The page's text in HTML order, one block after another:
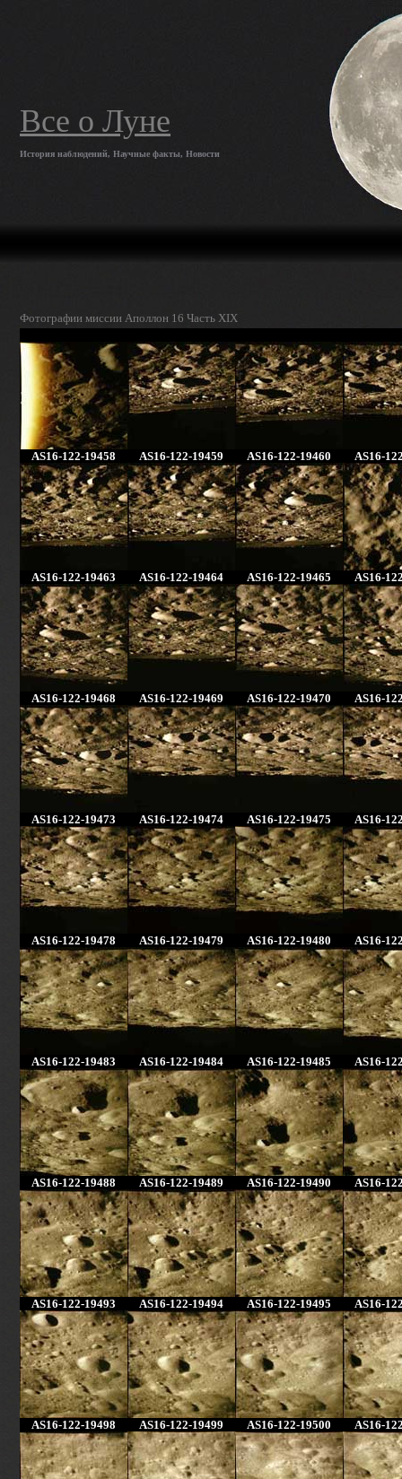
Все о Луне
История наблюдений, Научные факты, Новости
Фотографии миссии Аполлон 16 Часть XIX
AS16-122-19458 AS16-122-19459 AS16-122-19460 AS16-
AS16-122-19463 AS16-122-19464 AS16-122-19465 AS16-
AS16-122-19468 AS16-122-19469 AS16-122-19470 AS16-
AS16-122-19473 AS16-122-19474 AS16-122-19475 AS16-
AS16-122-19478 AS16-122-19479 AS16-122-19480 AS16-
AS16-122-19483 AS16-122-19484 AS16-122-19485 AS16-
AS16-122-19488 AS16-122-19489 AS16-122-19490 AS16-
AS16-122-19493 AS16-122-19494 AS16-122-19495 AS16-
AS16-122-19498 AS16-122-19499 AS16-122-19500 AS16-